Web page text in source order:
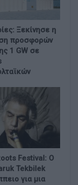
Ξεκίνησε η
προσφορών
1 GW σε
Festival: Ο
Tekbilek
για μια